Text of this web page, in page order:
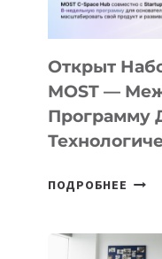
30
В
Открыт
MOST —
Программу
ПОДРОБНЕЕ
DEAL